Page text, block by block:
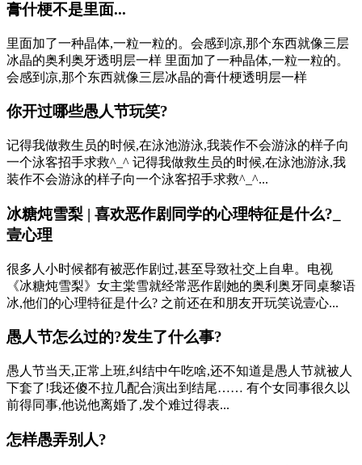
膏什梗不是里面...
里面加了一种晶体,一粒一粒的。会感到凉,那个东西就像三层
冰晶的奥利奥牙透明层一样 里面加了一种晶体,一粒一粒的。
会感到凉,那个东西就像三层冰晶的膏什梗透明层一样
你开过哪些愚人节玩笑?
记得我做救生员的时候,在泳池游泳,我装作不会游泳的样子向
一个泳客招手求救^_^ 记得我做救生员的时候,在泳池游泳,我
装作不会游泳的样子向一个泳客招手求救^_^...
冰糖炖雪梨 | 喜欢恶作剧同学的心理特征是什么?_
壹心理
很多人小时候都有被恶作剧过,甚至导致社交上自卑。电视
《冰糖炖雪梨》女主棠雪就经常恶作剧她的奥利奥牙同桌黎语
冰,他们的心理特征是什么? 之前还在和朋友开玩笑说壹心...
愚人节怎么过的?发生了什么事?
愚人节当天,正常上班,纠结中午吃啥,还不知道是愚人节就被人
下套了!我还傻不拉几配合演出到结尾…… 有个女同事很久以
前得同事,他说他离婚了,发个难过得表...
怎样愚弄别人?